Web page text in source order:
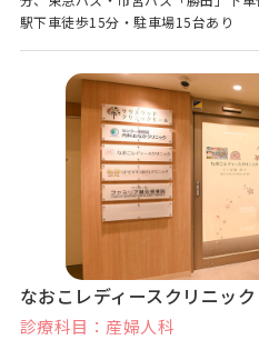
駅下車徒歩15分・駐車場15台あり
なおこレディースクリニック
診療科目：産婦人科